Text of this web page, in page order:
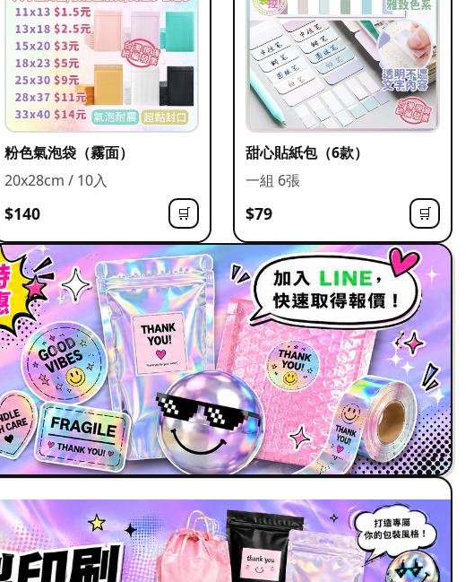
粉色氣泡袋（霧面）
20x28cm / 10入
$140 🛒
甜心貼紙包（6款）
一組 6張
$79 🛒